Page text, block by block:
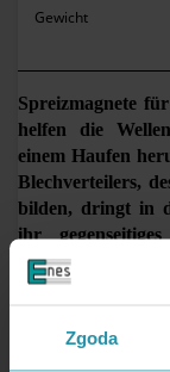
Zgoda
Gewicht
Spreizmagnete
helfen die
einem Haufen
Blechverteilers,
bilden, dringt in
ihr
entstehen
herunterzuholen.
beim Kupfer-,